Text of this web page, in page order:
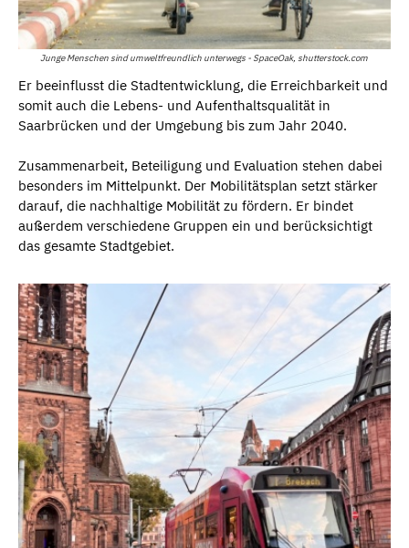
Junge Menschen sind umweltfreundlich unterwegs - SpaceOak, shutterstock.com
Er beeinflusst die Stadtentwicklung, die Erreichbarkeit und
somit auch die Lebens- und Aufenthaltsqualität in
Saarbrücken und der Umgebung bis zum Jahr 2040.
Zusammenarbeit, Beteiligung und Evaluation stehen dabei
besonders im Mittelpunkt. Der Mobilitätsplan setzt stärker
darauf, die nachhaltige Mobilität zu fördern. Er bindet
außerdem verschiedene Gruppen ein und berücksichtigt
das gesamte Stadtgebiet.